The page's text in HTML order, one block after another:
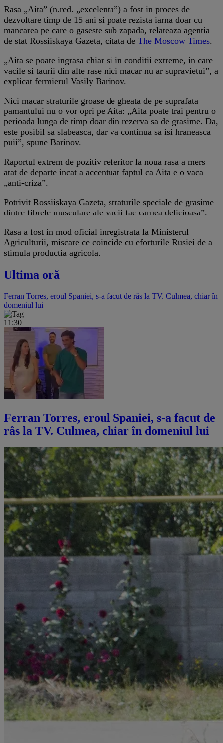
Rasa „Aita” (n.red. „excelenta”) a fost in proces de
dezvoltare timp de 15 ani si poate rezista iarna doar cu
mancarea pe care o gaseste sub zapada, relateaza agentia
de stat Rossiiskaya Gazeta, citata de The Moscow Times.
„Aita se poate ingrasa chiar si in conditii extreme, in care
vacile si taurii din alte rase nici macar nu ar supravietui”, a
explicat fermierul Vasily Barinov.
Nici macar straturile groase de gheata de pe suprafata
pamantului nu o vor opri pe Aita: „Aita poate trai pentru o
perioada lunga de timp doar din rezerva sa de grasime. Da,
este posibil sa slabeasca, dar va continua sa isi hraneasca
puii”, spune Barinov.
Raportul extrem de pozitiv referitor la noua rasa a mers
atat de departe incat a accentuat faptul ca Aita e o vaca
„anti-criza”.
Potrivit Rossiiskaya Gazeta, straturile speciale de grasime
dintre fibrele musculare ale vacii fac carnea delicioasa”.
Rasa a fost in mod oficial inregistrata la Ministerul
Agriculturii, miscare ce coincide cu eforturile Rusiei de a
stimula productia agricola.
Ultima oră
Ferran Torres, eroul Spaniei, s-a facut de râs la TV. Culmea, chiar în
domeniul lui
11:30
Ferran Torres, eroul Spaniei, s-a facut de
râs la TV. Culmea, chiar în domeniul lui